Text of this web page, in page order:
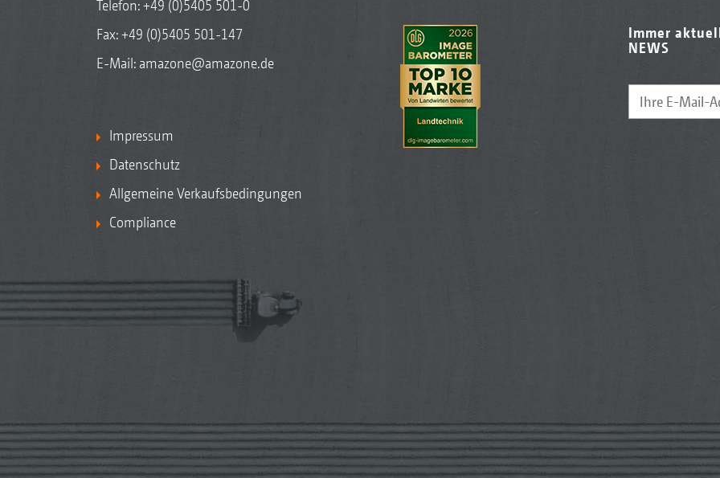
Telefon:+49 (0)5405 501-0
Fax: +49 (0)5405 501-147
E-Mail: amazone@amazone.de
Impressum
Datenschutz
Allgemeine Verkaufsbedingungen
Compliance
Immer
NEWS